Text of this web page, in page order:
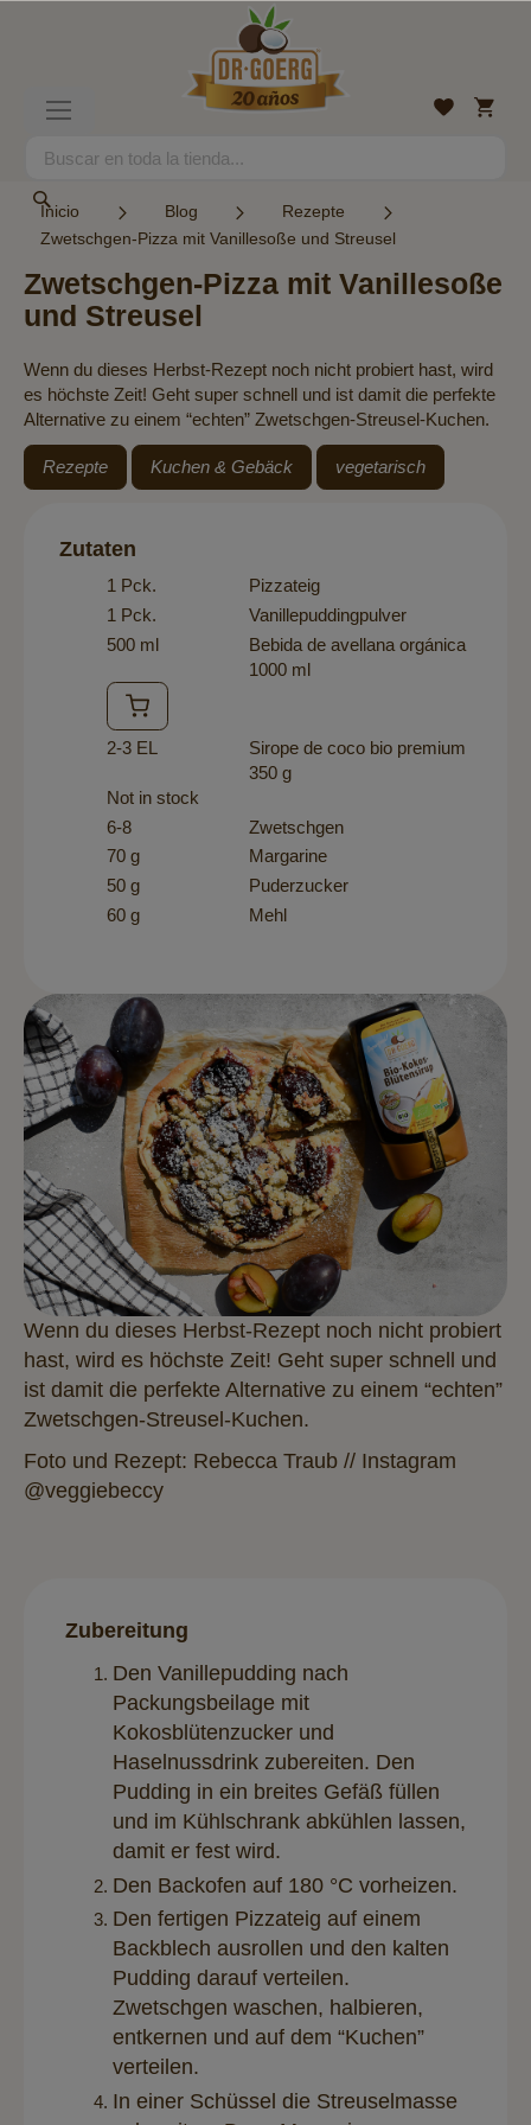
Search
Lista
Mi
cesta
Inicio Blog
Rezepte
Zwetschgen-Pizza mit Vanillesoße und Streusel
Zwetschgen-Pizza mit Vanillesoße
und Streusel
Wenn du dieses Herbst-Rezept noch nicht probiert hast, wird
es höchste Zeit! Geht super schnell und ist damit die perfekte
Alternative zu einem “echten” Zwetschgen-Streusel-Kuchen.
Rezepte Kuchen & Gebäck vegetarisch
Zutaten
1 Pck.
Pizzateig
1 Pck.
Vanillepuddingpulver
500 ml
Bebida de avellana orgánica
1000 ml
2-3 EL
Sirope de coco bio premium
350 g
Not in stock
6-8
Zwetschgen
70 g
Margarine
50 g
Puderzucker
60 g
Mehl
Wenn du dieses Herbst-Rezept noch nicht probiert
hast, wird es höchste Zeit! Geht super schnell und
ist damit die perfekte Alternative zu einem “echten”
Zwetschgen-Streusel-Kuchen.
Foto und Rezept: Rebecca Traub // Instagram
@veggiebeccy
Zubereitung
Den Vanillepudding nach
Packungsbeilage mit
Kokosblütenzucker und
Haselnussdrink zubereiten. Den
Pudding in ein breites Gefäß füllen
und im Kühlschrank abkühlen lassen,
damit er fest wird.
Den Backofen auf 180 °C vorheizen.
Den fertigen Pizzateig auf einem
Backblech ausrollen und den kalten
Pudding darauf verteilen.
Zwetschgen waschen, halbieren,
entkernen und auf dem “Kuchen”
verteilen.
In einer Schüssel die Streuselmasse